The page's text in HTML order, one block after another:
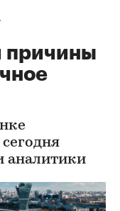
причины
аналитики